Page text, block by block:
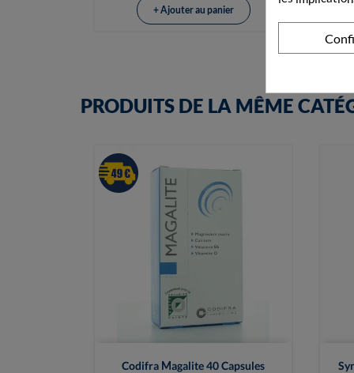
+ Ajouter au panier
PRODUITS DE LA MÊME
Codifra Magalite 40 Capsules
 Vue rapide